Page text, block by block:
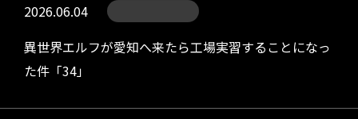
2026.06.04
異世界エルフが愛知へ来たら工場実習することになっ
た件「34」